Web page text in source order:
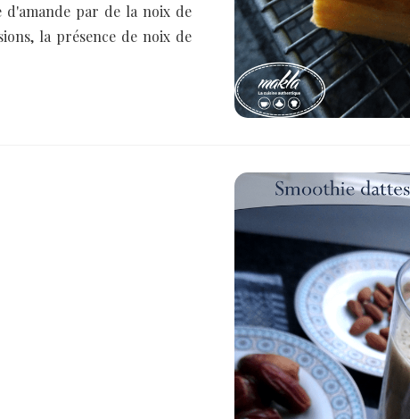
d'amande par de la noix de
la présence de noix de